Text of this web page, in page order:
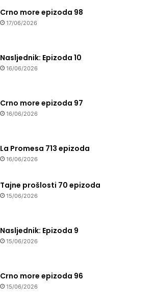
Crno more epizoda 98
17/06/2026
Nasljednik: Epizoda 10
16/06/2026
Crno more epizoda 97
16/06/2026
La Promesa 713 epizoda
16/06/2026
Tajne prošlosti 70 epizoda
15/06/2026
Nasljednik: Epizoda 9
15/06/2026
Crno more epizoda 96
15/06/2026